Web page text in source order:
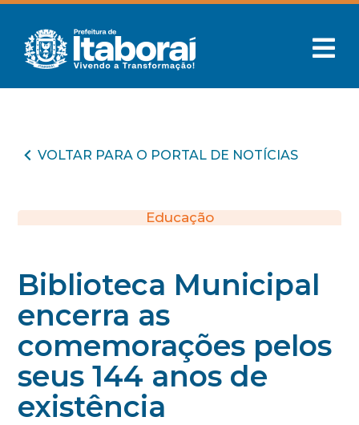
VOLTAR PARA O PORTAL DE NOTÍCIAS
Educação
Biblioteca Municipal
encerra as
comemorações pelos
seus 144 anos de
existência